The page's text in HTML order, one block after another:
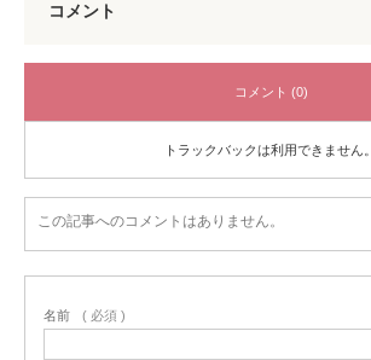
コメント
コメント (0)
トラックバックは利用できません。
この記事へのコメントはありません。
名前 ( 必須 )